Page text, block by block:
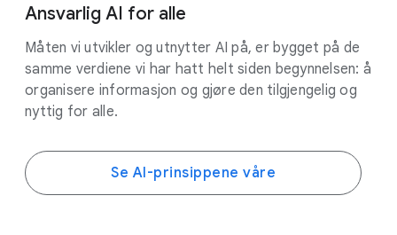
Ansvarlig AI for alle
Måten vi utvikler og utnytter AI på, er bygget på de
samme verdiene vi har hatt helt siden begynnelsen: å
organisere informasjon og gjøre den tilgjengelig og
nyttig for alle.
Se AI-prinsippene våre